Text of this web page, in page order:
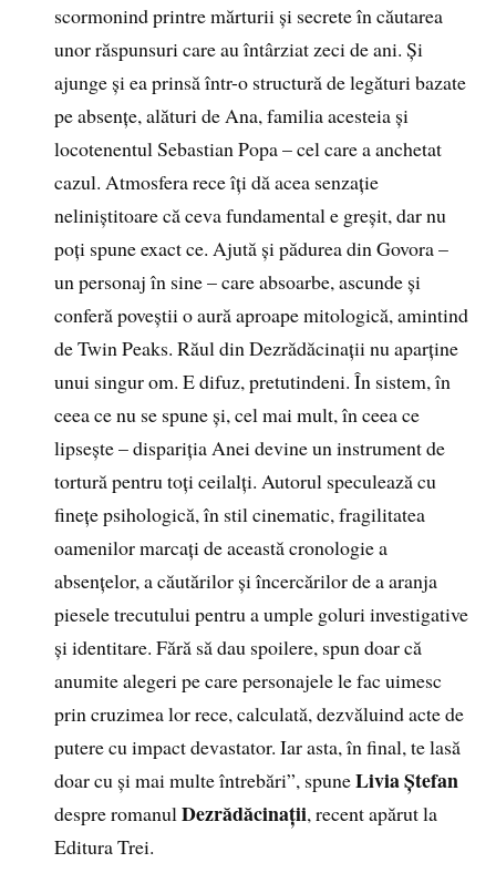
scormonind printre mărturii și secrete în căutarea
unor răspunsuri care au întârziat zeci de ani. Și
ajunge și ea prinsă într-o structură de legături bazate
pe absențe, alături de Ana, familia acesteia și
locotenentul Sebastian Popa – cel care a anchetat
cazul. Atmosfera rece îți dă acea senzație
neliniștitoare că ceva fundamental e greșit, dar nu
poți spune exact ce. Ajută și pădurea din Govora –
un personaj în sine – care absoarbe, ascunde și
conferă poveștii o aură aproape mitologică, amintind
de Twin Peaks. Răul din Dezrădăcinații nu aparține
unui singur om. E difuz, pretutindeni. În sistem, în
ceea ce nu se spune și, cel mai mult, în ceea ce
lipsește – dispariția Anei devine un instrument de
tortură pentru toți ceilalți. Autorul speculează cu
finețe psihologică, în stil cinematic, fragilitatea
oamenilor marcați de această cronologie a
absențelor, a căutărilor și încercărilor de a aranja
piesele trecutului pentru a umple goluri investigative
și identitare. Fără să dau spoilere, spun doar că
anumite alegeri pe care personajele le fac uimesc
prin cruzimea lor rece, calculată, dezvăluind acte de
putere cu impact devastator. Iar asta, în final, te lasă
doar cu și mai multe întrebări”, spuneLivia Ștefan
despre romanulDezrădăcinații, recent apărut la
Editura Trei.